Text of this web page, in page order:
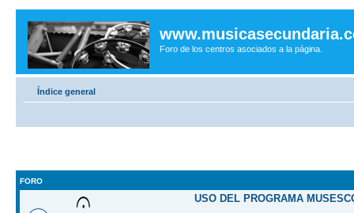
Foro de los centros asociados a la página.
Índice general
FORO
USO DEL PROGRAMA